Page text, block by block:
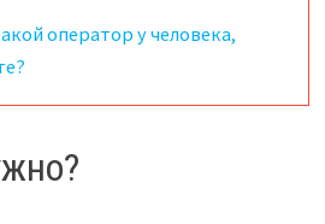
оператор у человека,